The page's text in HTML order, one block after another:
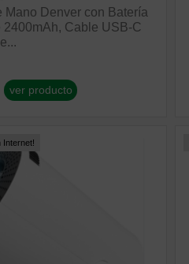
Mano Denver con Batería
2400mAh, Cable USB-C
ver producto
Internet!